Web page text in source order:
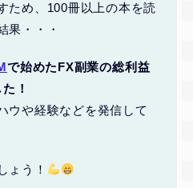
ため、100冊以上の本を読
果・・・
で始めたFX副業の総利益
！
ウや経験などを発信して
ょう！